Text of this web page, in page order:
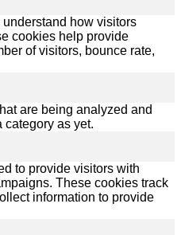
how visitors
cookies help provide
of visitors, bounce rate,
are being analyzed and
category as yet.
to provide visitors with
These cookies track
information to provide